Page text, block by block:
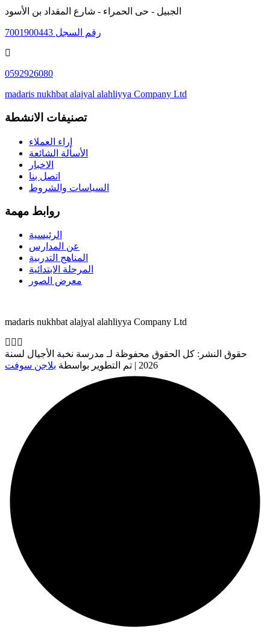
الجبيل - حى الحمراء - شارع المقداد بن الأسود
رقم السجل 7001900443
0592926080
madaris nukhbat alajyal alahliyya Company Ltd
تصنيفات الانشطة
اراء العملاء
الأسألة الشائعة
الاخبار
اتصل بنا
السياسات والشروط
روابط مهمة
الرئيسية
عن المدارس
المناهج التدربية
المرحلة الابتدائية
معرض الصور
madaris nukhbat alajyal alahliyya Company Ltd
حقوق النشر: كل الحقوق محفوظة لـ مدرسة نخبة الأجيال لسنة
2026 | تم التطوير بواسطة
بلاجن سوفت